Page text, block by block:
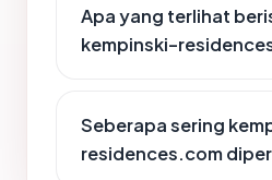
Apa yang terlihat
kempinski-
Seberapa sering
residences.com